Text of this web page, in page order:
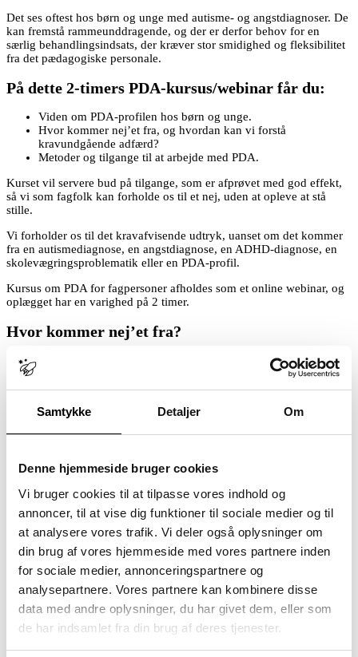
Samtykke Detaljer Om
Denne hjemmeside bruger cookies
Vi bruger cookies til at tilpasse vores indhold og
annoncer, til at vise dig funktioner til sociale medier og til
at analysere vores trafik. Vi deler også oplysninger om
din brug af vores hjemmeside med vores partnere inden
for sociale medier, annonceringspartnere og
analysepartnere. Vores partnere kan kombinere disse
data med andre oplysninger, du har givet dem, eller som
de har indsamlet fra din brug af deres tjenester.
Det ses oftest hos børn og unge med autisme- og angstdiagnoser. De
kan fremstå rammeunddragende, og der er derfor behov for en
særlig behandlingsindsats, der kræver stor smidighed og fleksibilitet
fra det pædagogiske personale.​
På dette 2-timers PDA-kursus/webinar får du:
Viden om PDA-profilen hos børn og unge.
Hvor kommer nej’et fra, og hvordan kan vi forstå
kravundgående adfærd?
Metoder og tilgange til at arbejde med PDA.
Kurset vil servere bud på tilgange, som er afprøvet med god effekt,
så vi som fagfolk kan forholde os til et nej, uden at opleve at stå
stille.
Vi forholder os til det kravafvisende udtryk, uanset om det kommer
fra en autismediagnose, en angstdiagnose, en ADHD-diagnose, en
skolevægringsproblematik eller en PDA-profil.
Kursus om PDA for fagpersoner afholdes som et online webinar, og
oplægget har en varighed på 2 timer.
Hvor kommer nej’et fra?
Nej, jeg kan ikke! Nej, jeg vil ikke! Nej, har jeg jo sagt!Nej, og du
kan ikke få mig til at ombestemme mig!
med ASF og/eller ADHD? På PDA-kurset undersøger vi sammen,
Det giver os måder at forstå og arbejde med den rigiditet, vi af og til
møder hos de børn og unge, som vi har fået et pædagogisk ansvar
for.
Derudover vil PDA-oplægget give konkrete bud på, hvad et ’nej’ gør
ved os som professionelle, og hvorfor det er vigtigt at have faglige
tilgange til et nej.
Tid, sted og pris for PDA-kursus/webinar
Sted: online via Teams – du vil få tilsendt et link på mail
: 250 kr. ex. moms. Ved flere tilmeldte fra samme
institution får de efterfølgende deltagere 10% rabat.